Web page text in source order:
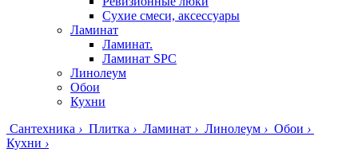
Сухие смеси, аксессуары
Ламинат
Ламинат.
Ламинат SPC
Линолеум
Обои
Кухни
Сантехника › Плитка › Ламинат › Линолеум › Обои ›
Кухни ›